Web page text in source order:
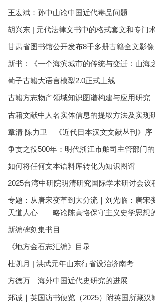
王宏斌：孙中山论中国近代毒品问题
胡兴东 | 元代法律文书中的格式套文和专门
甘肃省图书馆公开发布8千多册古籍全文影
新书：《一个海滨城市的传统与变迁：山海
荀子古籍大语言模型2.0正式上线
古籍方志物产领域知识图谱构建与应用研究
古籍文献中人名实体信息的提取方法及实现
章清 陈力卫｜《近代日本汉文文献丛刊》序
争贡之役500年：明代浙江市舶司主管部门
如何将任何文本语料库转化为知识图谱
2025台湾中研院明清研究国际学术研讨会议
专题：从唐宋变革到大分流｜刘光临：唐宋
天道人心——略论陈寅恪保守主义史学思想
新编碑刻集书目
《地方金石志汇编》目录
杜凯月 | 洪武元年山东行省设治济南考
方徳万｜海外中国近代史研究的进展
郑诚｜英国访书便览（2025）附英国所藏汉